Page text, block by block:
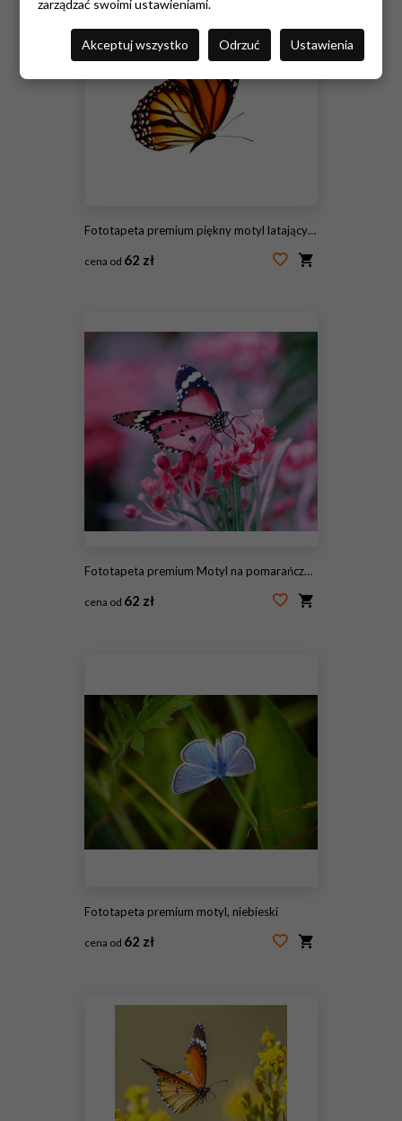
Fototapeta premium piękny motyl latający pomarańczowy na białym tle
cena od 62 zł
Fototapeta premium Motyl na pomarańczowym kwiacie
cena od 62 zł
Fototapeta premium motyl, niebieski
cena od 62 zł
zarządzać swoimi ustawieniami.
Akceptuj wszystko Odrzuć Ustawienia